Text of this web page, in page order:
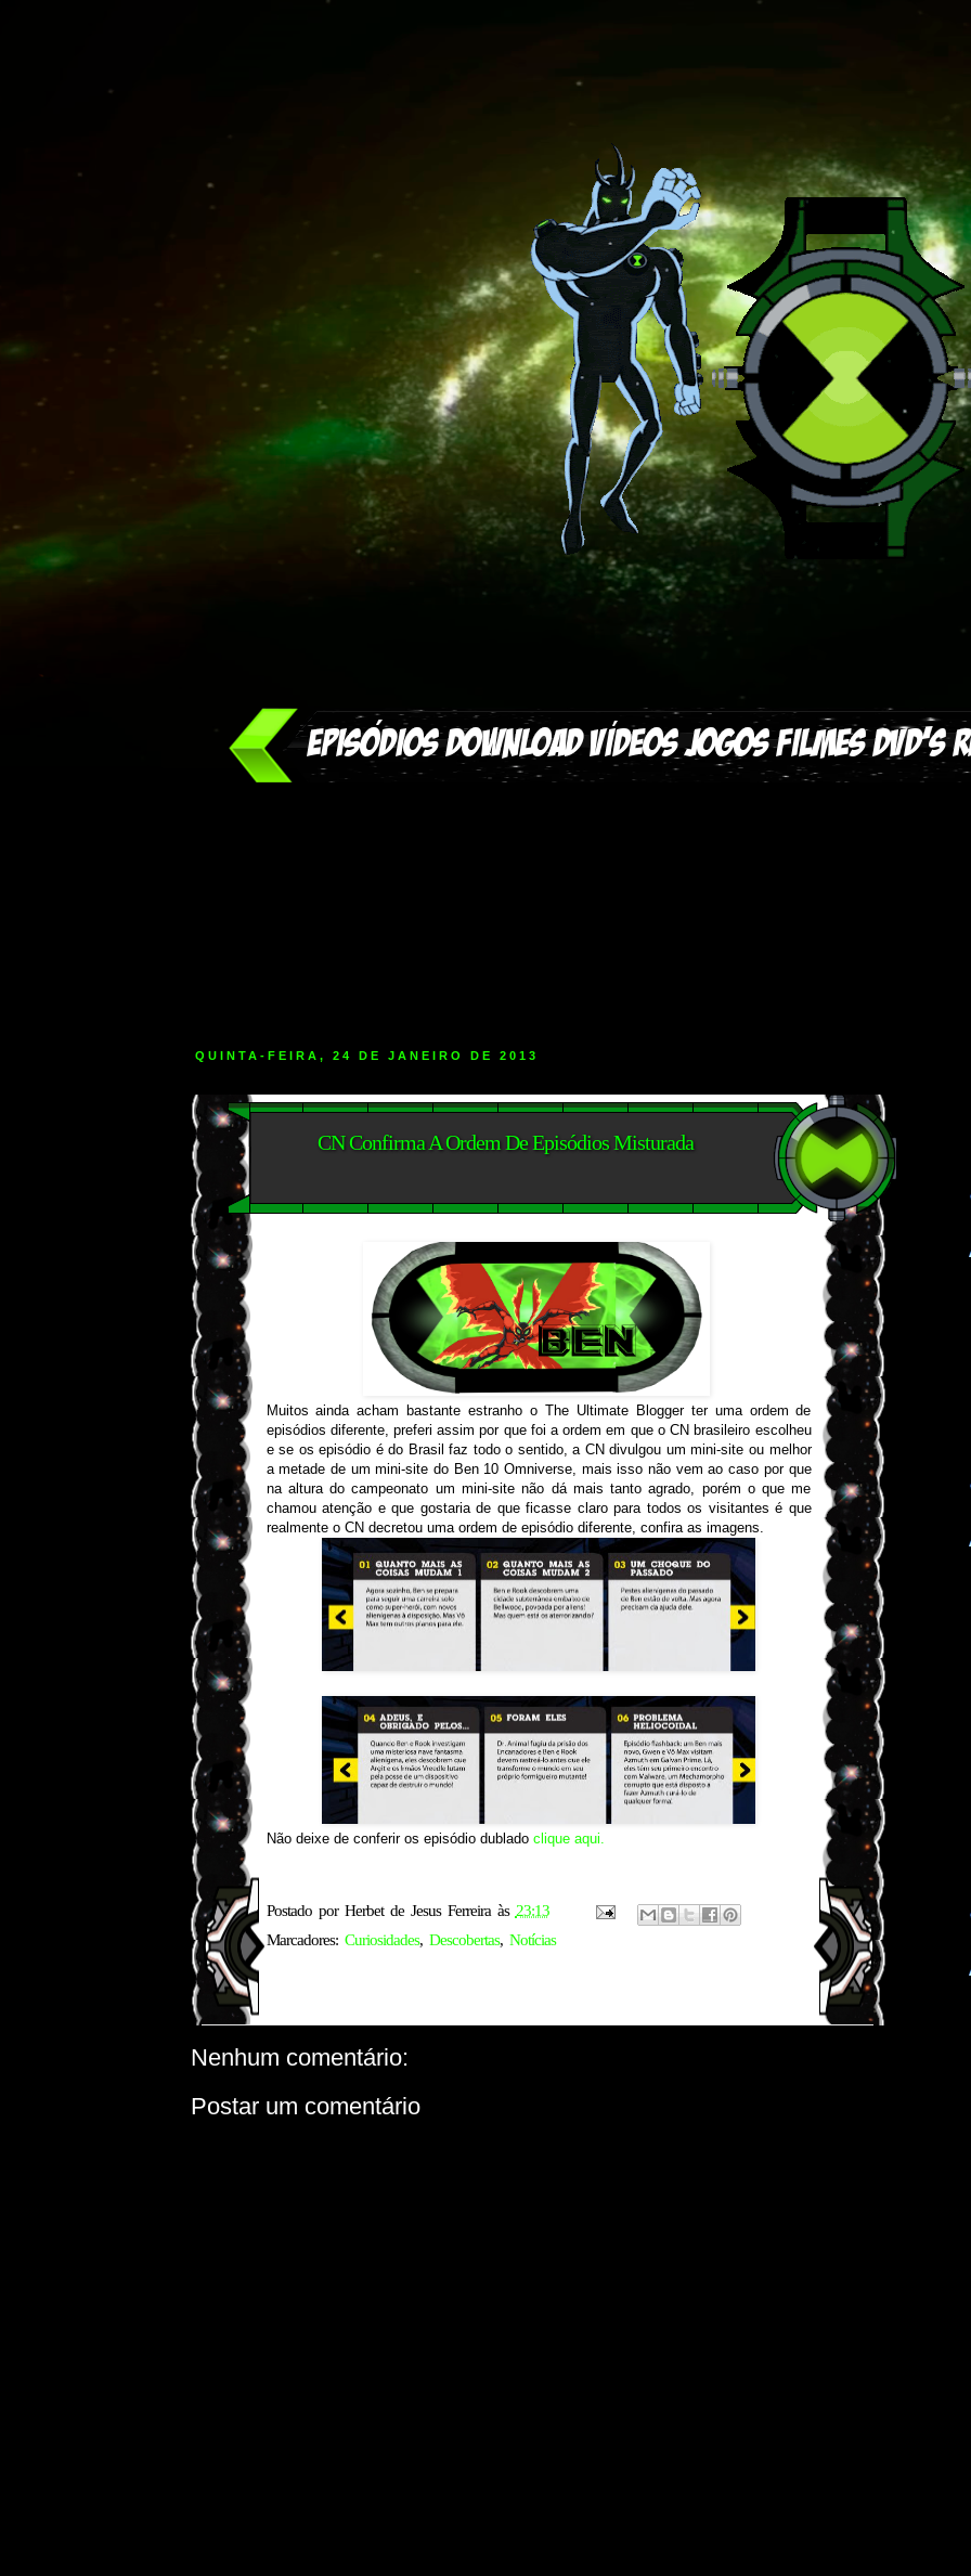
QUINTA-FEIRA, 24 DE JANEIRO DE 2013
CN Confirma A Ordem De Episódios Misturada
Muitos ainda acham bastante estranho o The Ultimate Blogger ter uma ordem de
episódios diferente, preferi assim por que foi a ordem em que o CN brasileiro escolheu
e se os episódio é do Brasil faz todo o sentido, a CN divulgou um mini-site ou melhor
a metade de um mini-site do Ben 10 Omniverse, mais isso não vem ao caso por que
na altura do campeonato um mini-site não dá mais tanto agrado, porém o que me
chamou atenção e que gostaria de que ficasse claro para todos os visitantes é que
realmente o CN decretou uma ordem de episódio diferente, confira as imagens.
Não deixe de conferir os episódio dubladoclique aqui.
Postado por Herbet de Jesus Ferreira às 23:13
Marcadores: Curiosidades, Descobertas, Notícias
Nenhum comentário:
Postar um comentário